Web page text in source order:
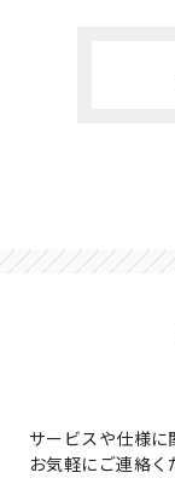
サービスや仕様に
お気軽にご連絡く